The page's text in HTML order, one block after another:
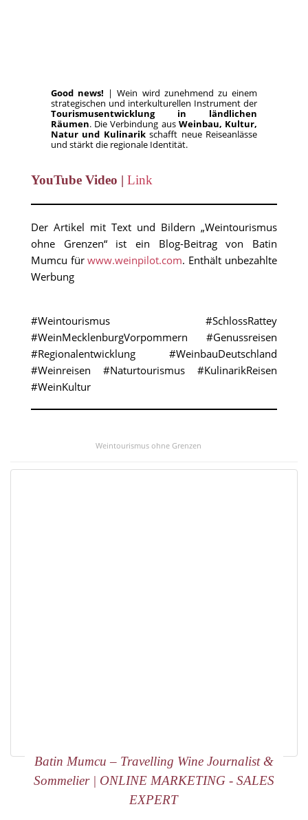
Good news! | Wein wird zunehmend zu einem
strategischen und interkulturellen Instrument der
Tourismusentwicklung in ländlichen
Räumen. Die Verbindung aus Weinbau, Kultur,
Natur und Kulinarikschafft neue Reiseanlässe
und stärkt die regionale Identität.
YouTube Video | Link
Der Artikel mit Text und Bildern „Weintourismus
ohne Grenzen“ ist ein Blog-Beitrag von Batin
Mumcu fürwww.weinpilot.com. Enthält unbezahlte
Werbung
#Weintourismus #SchlossRattey
#WeinMecklenburgVorpommern #Genussreisen
#Regionalentwicklung #WeinbauDeutschland
#Weinreisen #Naturtourismus #KulinarikReisen
#WeinKultur
Weintourismus ohne Grenzen
Batin Mumcu – Travelling Wine Journalist &
Sommelier | ONLINE MARKETING - SALES
EXPERT